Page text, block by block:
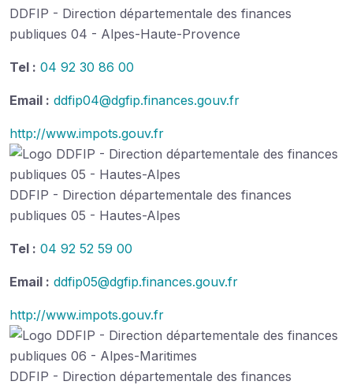
DDFIP - Direction départementale des finances
publiques 04 - Alpes-Haute-Provence
Tel : 04 92 30 86 00
Email : ddfip04@dgfip.finances.gouv.fr
http://www.impots.gouv.fr
DDFIP - Direction départementale des finances
publiques 05 - Hautes-Alpes
Tel : 04 92 52 59 00
Email : ddfip05@dgfip.finances.gouv.fr
http://www.impots.gouv.fr
DDFIP - Direction départementale des finances